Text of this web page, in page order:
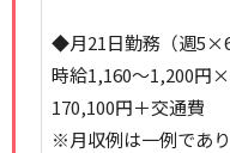
◆月21日勤務（週
時給1,160～1,200円
170,100円＋交通費
※月収例は一例であ